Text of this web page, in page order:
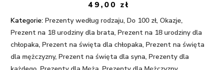
49,00 zł
Kategorie: Prezenty według rodzaju,Do 100 zł,Okazje,
Prezent na 18 urodziny dla brata,Prezent na 18 urodziny dla
chłopaka,Prezent na święta dla chłopaka,Prezent na święta
dla mężczyzny,Prezent na święta dla syna,Prezenty dla